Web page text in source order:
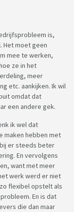
is,
Het moet geen
mee te werken,
ze in het
meer
etc. aankijken. Ik wil
omdat dat
een andere gek.
ik wel dat
maken hebben met
er steeds beter
En vervolgens
want met meer
werk werd er niet
flexibel opstelt als
En is dat
die dan maar